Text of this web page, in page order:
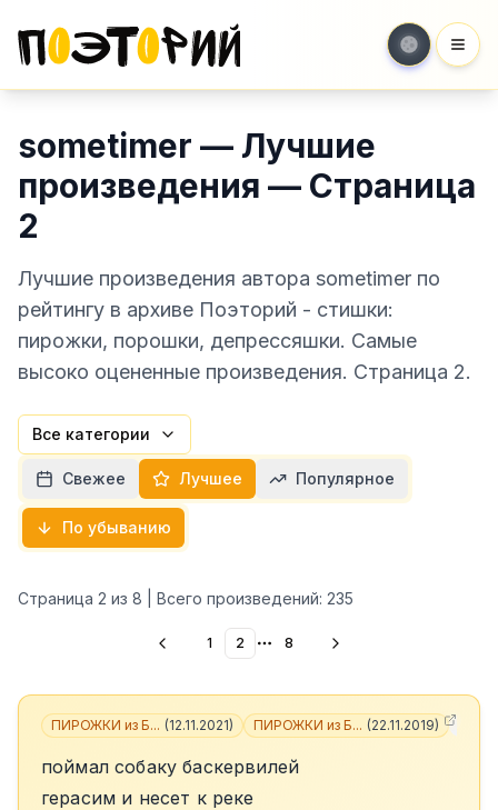
sometimer — Лучшие
произведения — Страница
2
Лучшие произведения автора sometimer по
рейтингу в архиве Поэторий - стишки:
пирожки, порошки, депрессяшки. Самые
высоко оцененные произведения. Страница 2.
Все категории
Свежее Лучшее Популярное
По убыванию
Страница 2 из 8 | Всего произведений: 235
1 2 More pages
8
ПИРОЖКИ из Б... (12.11.2021) ПИРОЖКИ из Б... (22.11.2019)
поймал собаку баскервилей
герасим и несет к реке